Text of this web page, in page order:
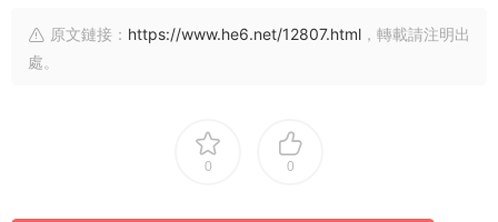
原文鏈接： https://www.he6.net/12807.html ，轉載請注明出
處。
0 0